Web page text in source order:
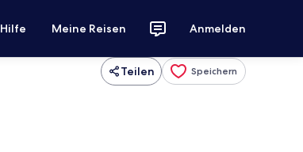
Hilfe Meine Reisen Anmelden
Teilen Speichern